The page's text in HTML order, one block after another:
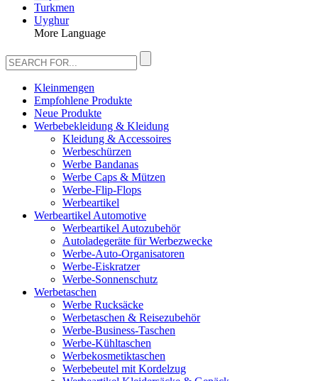
Turkmen
Uyghur
More Language
Kleinmengen
Empfohlene Produkte
Neue Produkte
Werbebekleidung & Kleidung
Kleidung & Accessoires
Werbeschürzen
Werbe Bandanas
Werbe Caps & Mützen
Werbe-Flip-Flops
Werbeartikel
Werbeartikel Automotive
Werbeartikel Autozubehör
Autoladegeräte für Werbezwecke
Werbe-Auto-Organisatoren
Werbe-Eiskratzer
Werbe-Sonnenschutz
Werbetaschen
Werbe Rucksäcke
Werbetaschen & Reisezubehör
Werbe-Business-Taschen
Werbe-Kühltaschen
Werbekosmetiktaschen
Werbebeutel mit Kordelzug